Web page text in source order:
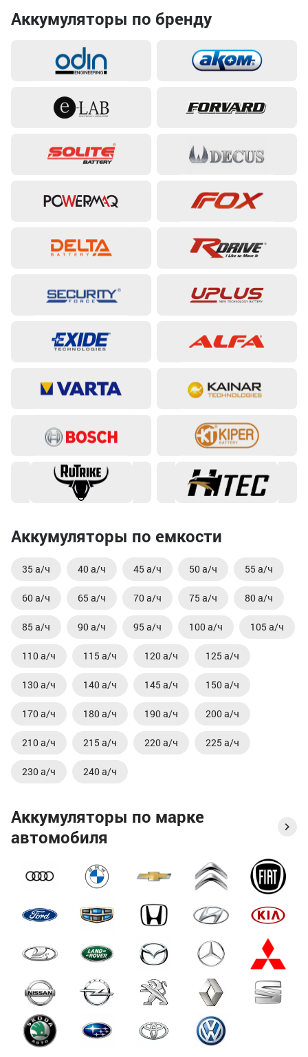
Аккумуляторы по бренду
Аккумуляторы по емкости
35 а/ч 40 а/ч 45 а/ч 50 а/ч 55 а/ч
60 а/ч 65 а/ч 70 а/ч 75 а/ч 80 а/ч
85 а/ч 90 а/ч 95 а/ч 100 а/ч 105 а/ч
110 а/ч 115 а/ч 120 а/ч 125 а/ч
130 а/ч 140 а/ч 145 а/ч 150 а/ч
170 а/ч 180 а/ч 190 а/ч 200 а/ч
210 а/ч 215 а/ч 220 а/ч 225 а/ч
230 а/ч 240 а/ч
Аккумуляторы по марке
автомобиля